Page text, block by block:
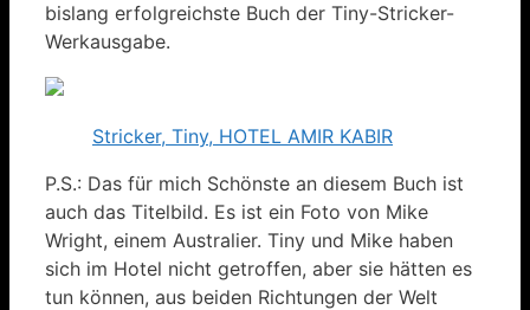
bislang erfolgreichste Buch der Tiny-Stricker-
Werkausgabe.
Stricker, Tiny, HOTEL AMIR KABIR
P.S.: Das für mich Schönste an diesem Buch ist
auch das Titelbild. Es ist ein Foto von Mike
Wright, einem Australier. Tiny und Mike haben
sich im Hotel nicht getroffen, aber sie hätten es
tun können, aus beiden Richtungen der Welt